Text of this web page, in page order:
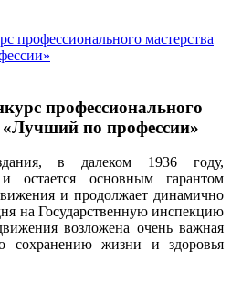
профессионального
«Лучший по профессии»
в далеком 1936 году,
остается основным гарантом
и продолжает динамично
на Государственную инспекцию
возложена очень важная
сохранению жизни и здоровья